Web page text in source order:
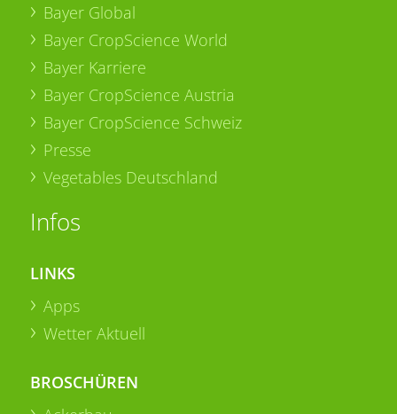
Bayer Global
Bayer CropScience World
Bayer Karriere
Bayer CropScience Austria
Bayer CropScience Schweiz
Presse
Vegetables Deutschland
Infos
LINKS
Apps
Wetter Aktuell
BROSCHÜREN